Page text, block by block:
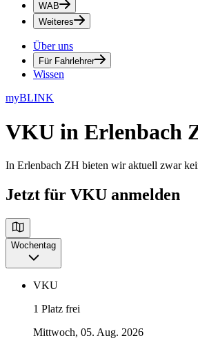
WAB
Weiteres
Über uns
Für Fahrlehrer
Wissen
myBLINK
VKU in Erlenbach
In Erlenbach ZH bieten wir aktuell zwar
Jetzt für VKU anmelden
Wochentag
VKU
1 Platz frei
Mittwoch, 05. Aug. 2026